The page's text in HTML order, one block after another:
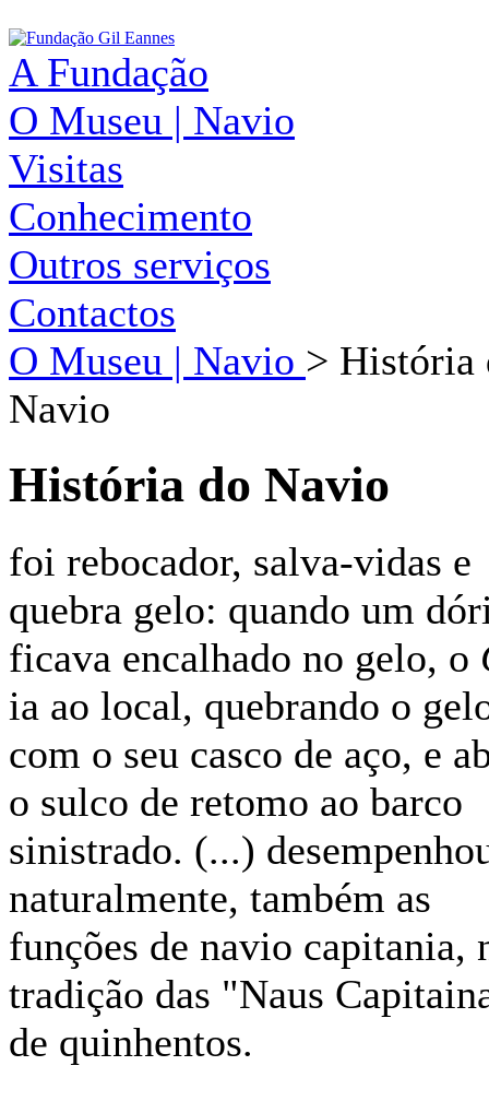
A Fundação
O Museu | Navio
Visitas
Conhecimento
Outros serviços
Contactos
O Museu | Navio > História
Navio
História do Navio
foi rebocador, salva-vidas e
quebra gelo: quando um
ficava encalhado no gelo, o
ia ao local, quebrando o
com o seu casco de aço, e
o sulco de retomo ao barco
sinistrado. (...)
naturalmente, também as
funções de navio capitania,
tradição das "Naus
de quinhentos.